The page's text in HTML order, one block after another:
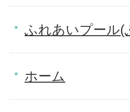
ふれあいプール(
ホーム